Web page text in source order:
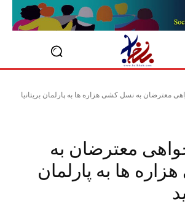
معترضان به نسل کشی هزاره ها به پارلمان بریتانیا
معترضان به
ها به پارلمان